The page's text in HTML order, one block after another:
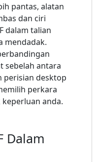
pantas, alatan
dan ciri
dalam talian
mendadak.
sebelah antara
perisian desktop
perkara
anda.
Dalam